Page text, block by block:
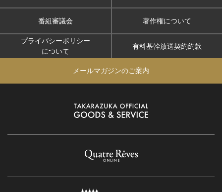
番組審議会 著作権について
プライバシーポリシー
について
有料基幹放送契約約款
メールマガジンのご案内